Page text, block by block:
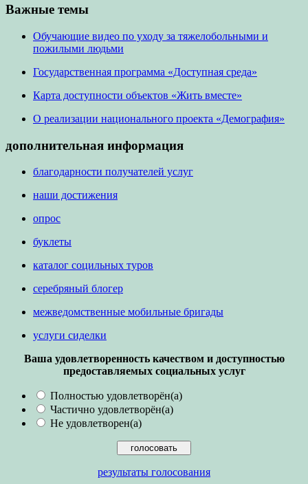
Важные темы
Обучающие видео по уходу за тяжелобольными и
пожилыми людьми
Государственная программа «Доступная среда»
Карта доступности объектов «Жить вместе»
О реализации национального проекта «Демография»
дополнительная информация
благодарности получателей услуг
наши достижения
опрос
буклеты
каталог социльных туров
серебряный блогер
межведомственные мобильные бригады
услуги сиделки
Ваша удовлетворенность качеством и доступностью
предоставляемых социальных услуг
Полностью удовлетворён(а)
Частично удовлетворён(а)
Не удовлетворен(а)
результаты голосования